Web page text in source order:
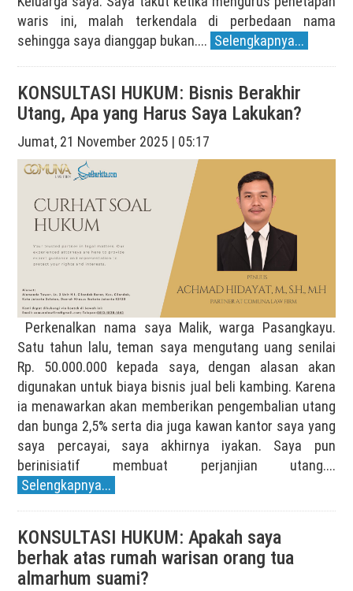
waris ini, malah terkendala di perbedaan nama
sehingga saya dianggap bukan.... Selengkapnya...
KONSULTASI HUKUM: Bisnis Berakhir
Utang, Apa yang Harus Saya Lakukan?
Jumat, 21 November 2025 | 05:17
Perkenalkan nama saya Malik, warga Pasangkayu.
Satu tahun lalu, teman saya mengutang uang senilai
Rp. 50.000.000 kepada saya, dengan alasan akan
digunakan untuk biaya bisnis jual beli kambing. Karena
ia menawarkan akan memberikan pengembalian utang
dan bunga 2,5% serta dia juga kawan kantor saya yang
saya percayai, saya akhirnya iyakan. Saya pun
berinisiatif membuat perjanjian utang....
Selengkapnya...
KONSULTASI HUKUM: Apakah saya
berhak atas rumah warisan orang tua
almarhum suami?